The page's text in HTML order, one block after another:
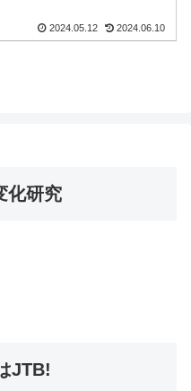
2024.05.12 2024.06.10
化研究
JTB!